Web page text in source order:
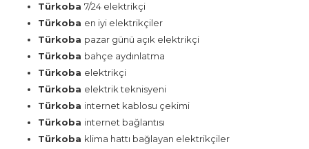
Türkoba 7/24 elektrikçi
Türkoba en iyi elektrikçiler
Türkoba pazar günü açık elektrikçi
Türkoba bahçe aydınlatma
Türkoba elektrikçi
Türkoba elektrik teknisyeni
Türkoba internet kablosu çekimi
Türkoba internet bağlantısı
Türkoba klima hattı bağlayan elektrikçiler